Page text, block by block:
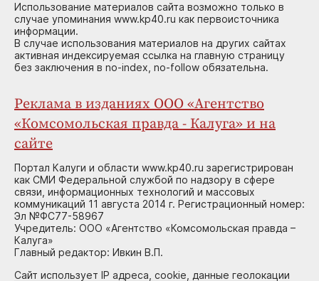
Использование материалов сайта возможно только в
случае упоминания www.kp40.ru как первоисточника
информации.
В случае использования материалов на других сайтах
активная индексируемая ссылка на главную страницу
без заключения в no-index, no-follow обязательна.
Реклама в изданиях ООО «Агентство
«Комсомольская правда - Калуга» и на
сайте
Портал Калуги и области www.kp40.ru зарегистрирован
как СМИ Федеральной службой по надзору в сфере
связи, информационных технологий и массовых
коммуникаций 11 августа 2014 г. Регистрационный номер:
Эл №ФС77-58967
Учредитель: ООО «Агентство «Комсомольская правда –
Калуга»
Главный редактор: Ивкин В.П.
Сайт использует IP адреса, cookie, данные геолокации